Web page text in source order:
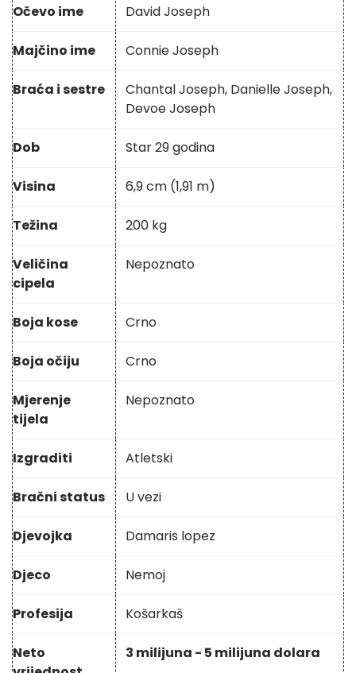
Očevo ime David Joseph
Majčino ime Connie Joseph
Braća i sestre
Chantal Joseph, Danielle Joseph,
Devoe Joseph
Dob Star 29 godina
Visina 6,9 cm (1,91 m)
Težina 200 kg
Veličina
cipela
Nepoznato
Boja kose Crno
Boja očiju Crno
Mjerenje
tijela
Nepoznato
Izgraditi Atletski
Bračni status U vezi
Djevojka Damaris lopez
Djeco Nemoj
Profesija Košarkaš
Neto
3 milijuna - 5 milijuna dolara